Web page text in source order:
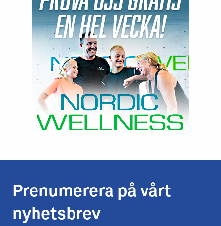
Prenumerera på vårt
nyhetsbrev